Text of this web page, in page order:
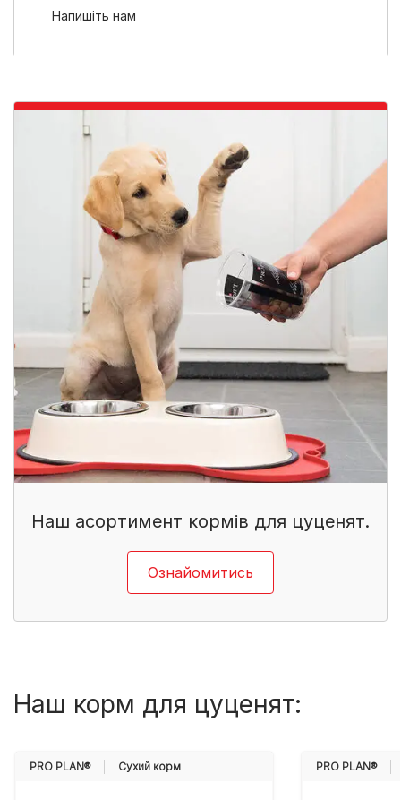
Напишіть нам
Наш асортимент кормів для цуценят.
Ознайомитись
Наш корм для цуценят:
PRO PLAN® Cухий корм PRO PLAN®